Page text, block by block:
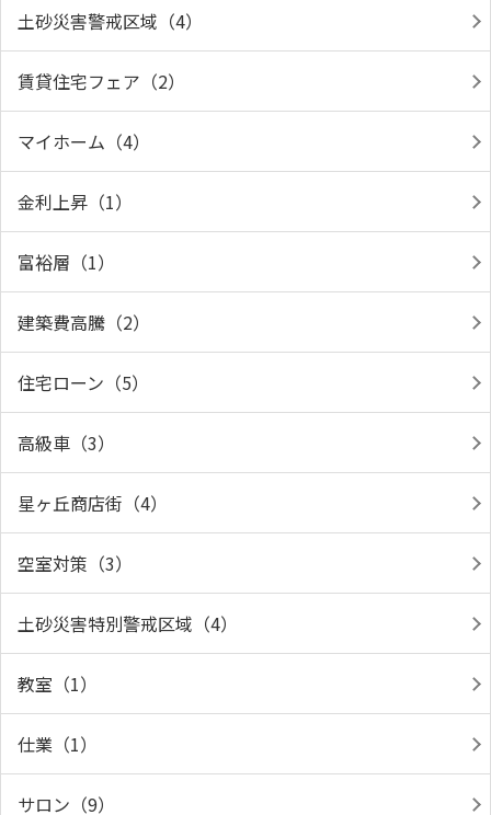
土砂災害警戒区域（4）
賃貸住宅フェア（2）
マイホーム（4）
金利上昇（1）
富裕層（1）
建築費高騰（2）
住宅ローン（5）
高級車（3）
星ヶ丘商店街（4）
空室対策（3）
土砂災害特別警戒区域（4）
教室（1）
仕業（1）
サロン（9）